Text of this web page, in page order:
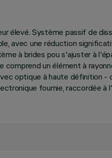
élevé. Système passif de
avec une réduction
à brides pou s'ajuster à
un élément à
optique à haute définition -
fournie, raccordée à